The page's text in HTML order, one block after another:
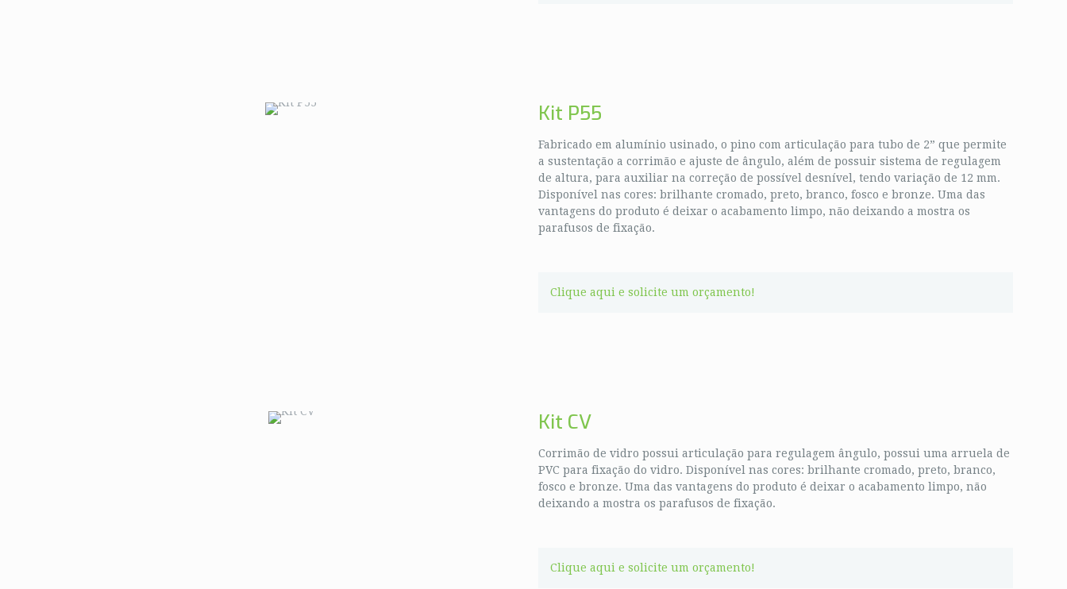
Kit P55
Fabricado em alumínio usinado, o pino com articulação para tubo de 2” que permite
a sustentação a corrimão e ajuste de ângulo, além de possuir sistema de regulagem
de altura, para auxiliar na correção de possível desnível, tendo variação de 12 mm.
Disponível nas cores: brilhante cromado, preto, branco, fosco e bronze. Uma das
vantagens do produto é deixar o acabamento limpo, não deixando a mostra os
parafusos de fixação.
Clique aqui e solicite um orçamento!
Kit CV
Corrimão de vidro possui articulação para regulagem ângulo, possui uma arruela de
PVC para fixação do vidro. Disponível nas cores: brilhante cromado, preto, branco,
fosco e bronze. Uma das vantagens do produto é deixar o acabamento limpo, não
deixando a mostra os parafusos de fixação.
Clique aqui e solicite um orçamento!